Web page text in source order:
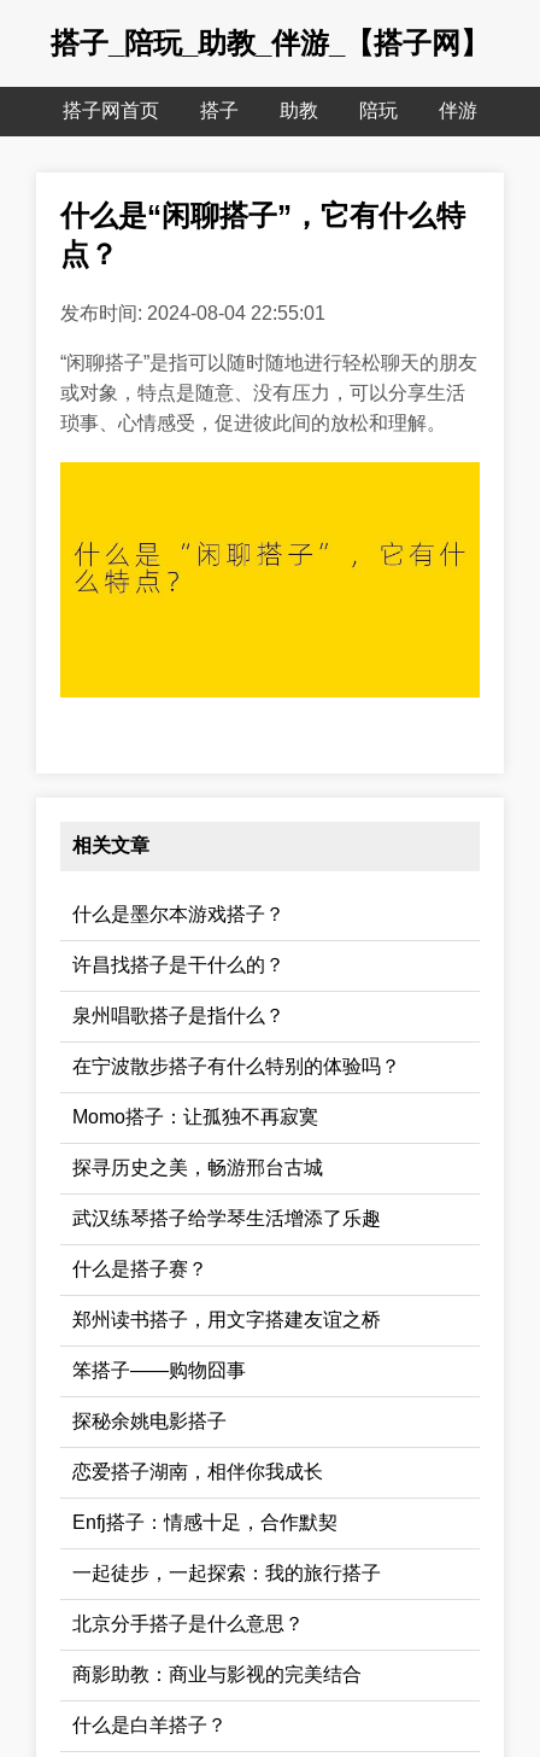
搭子_陪玩_助教_伴游_【搭子网】
搭子网首页 搭子 助教 陪玩 伴游
什么是“闲聊搭子”，它有什么特
点？
发布时间: 2024-08-04 22:55:01
“闲聊搭子”是指可以随时随地进行轻松聊天的朋友
或对象，特点是随意、没有压力，可以分享生活
琐事、心情感受，促进彼此间的放松和理解。
相关文章
什么是墨尔本游戏搭子？
许昌找搭子是干什么的？
泉州唱歌搭子是指什么？
在宁波散步搭子有什么特别的体验吗？
Momo搭子：让孤独不再寂寞
探寻历史之美，畅游邢台古城
武汉练琴搭子给学琴生活增添了乐趣
什么是搭子赛？
郑州读书搭子，用文字搭建友谊之桥
笨搭子——购物囧事
探秘余姚电影搭子
恋爱搭子湖南，相伴你我成长
Enfj搭子：情感十足，合作默契
一起徒步，一起探索：我的旅行搭子
北京分手搭子是什么意思？
商影助教：商业与影视的完美结合
什么是白羊搭子？